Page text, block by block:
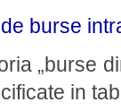
burse
„burse
in